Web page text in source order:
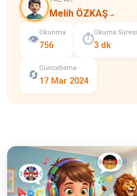
Melih ÖZKAŞ→
👁️
Okunma
756 ⏱️
Okuma Süresi
3 dk
🔄
Güncelleme
17 Mar 2024